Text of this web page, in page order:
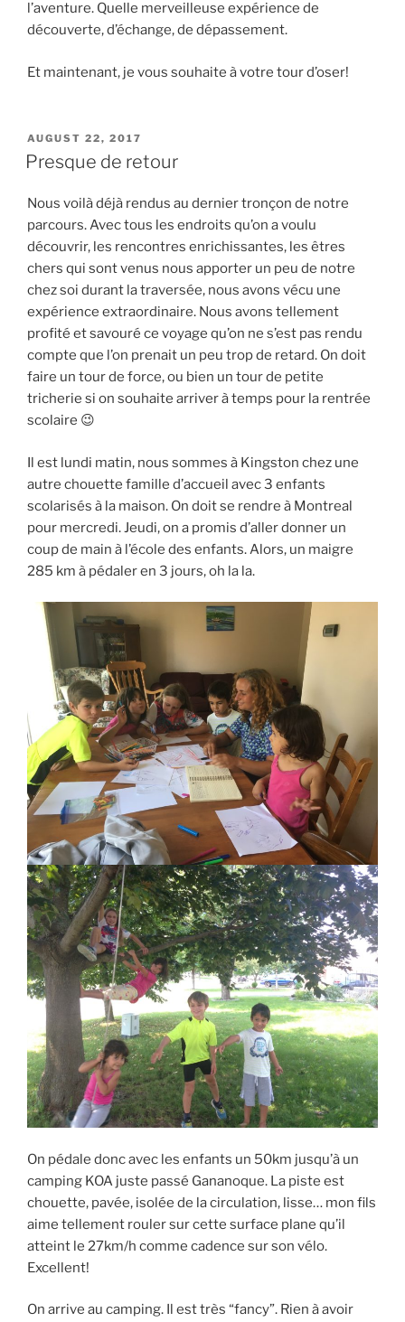
l’aventure. Quelle merveilleuse expérience de
découverte, d’échange, de dépassement.
Et maintenant, je vous souhaite à votre tour d’oser!
POSTED
ON
AUGUST 22, 2017
Presque de retour
Nous voilà déjà rendus au dernier tronçon de notre
parcours. Avec tous les endroits qu’on a voulu
découvrir, les rencontres enrichissantes, les êtres
chers qui sont venus nous apporter un peu de notre
chez soi durant la traversée, nous avons vécu une
expérience extraordinaire. Nous avons tellement
profité et savouré ce voyage qu’on ne s’est pas rendu
compte que l’on prenait un peu trop de retard. On doit
faire un tour de force, ou bien un tour de petite
tricherie si on souhaite arriver à temps pour la rentrée
scolaire 😉
Il est lundi matin, nous sommes à Kingston chez une
autre chouette famille d’accueil avec 3 enfants
scolarisés à la maison. On doit se rendre à Montreal
pour mercredi. Jeudi, on a promis d’aller donner un
coup de main à l’école des enfants. Alors, un maigre
285 km à pédaler en 3 jours, oh la la.
On pédale donc avec les enfants un 50km jusqu’à un
camping KOA juste passé Gananoque. La piste est
chouette, pavée, isolée de la circulation, lisse… mon fils
aime tellement rouler sur cette surface plane qu’il
atteint le 27km/h comme cadence sur son vélo.
Excellent!
On arrive au camping. Il est très “fancy”. Rien à avoir